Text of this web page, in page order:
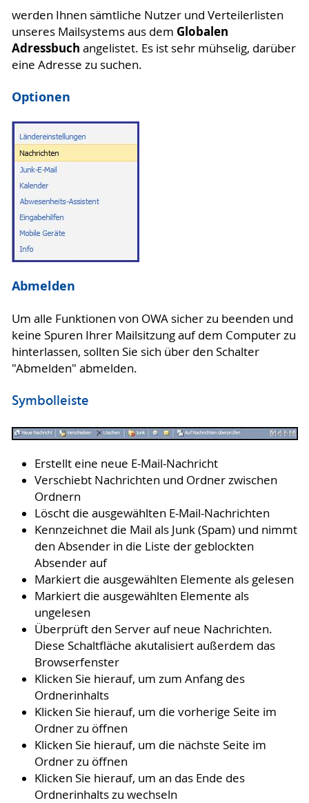
werden Ihnen sämtliche Nutzer und Verteilerlisten
unseres Mailsystems aus dem Globalen
Adressbuch angelistet. Es ist sehr mühselig, darüber
eine Adresse zu suchen.
Optionen
Abmelden
Um alle Funktionen von OWA sicher zu beenden und
keine Spuren Ihrer Mailsitzung auf dem Computer zu
hinterlassen, sollten Sie sich über den Schalter
"Abmelden" abmelden.
Symbolleiste
Erstellt eine neue E-Mail-Nachricht
Verschiebt Nachrichten und Ordner zwischen
Ordnern
Löscht die ausgewählten E-Mail-Nachrichten
Kennzeichnet die Mail als Junk (Spam) und nimmt
den Absender in die Liste der geblockten
Absender auf
Markiert die ausgewählten Elemente als gelesen
Markiert die ausgewählten Elemente als
ungelesen
Überprüft den Server auf neue Nachrichten.
Diese Schaltfläche akutalisiert außerdem das
Browserfenster
Klicken Sie hierauf, um zum Anfang des
Ordnerinhalts
Klicken Sie hierauf, um die vorherige Seite im
Ordner zu öffnen
Klicken Sie hierauf, um die nächste Seite im
Ordner zu öffnen
Klicken Sie hierauf, um an das Ende des
Ordnerinhalts zu wechseln